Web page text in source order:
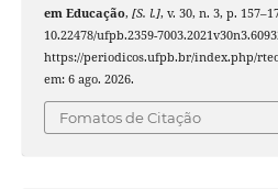
em Educação, [S. l.], v. 30, n. 3, p.
10.22478/ufpb.2359-
https://periodicos.ufpb.br/index.php/
em: 6 ago. 2026.
Fomatos de Citação